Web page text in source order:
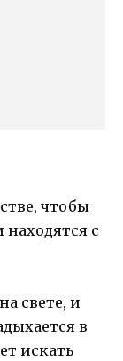
чтобы
с
свете, и
в
искать